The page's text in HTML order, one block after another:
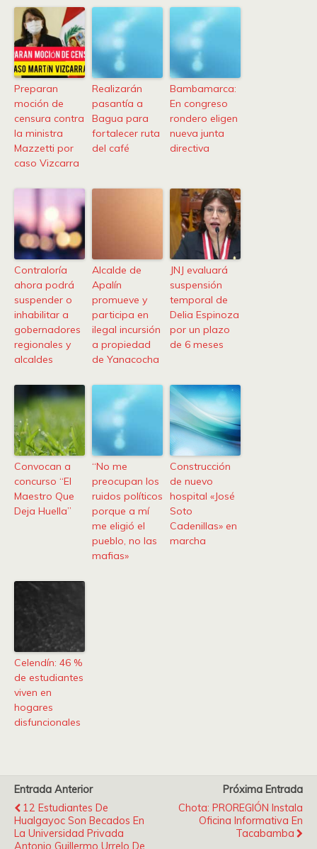
Preparan
moción de
censura contra
la ministra
Mazzetti por
caso Vizcarra
Realizarán
pasantía a
Bagua para
fortalecer ruta
del café
Bambamarca:
En congreso
rondero eligen
nueva junta
directiva
Contraloría
ahora podrá
suspender o
inhabilitar a
gobernadores
regionales y
alcaldes
Alcalde de
Apalín
promueve y
participa en
ilegal incursión
a propiedad
de Yanacocha
JNJ evaluará
suspensión
temporal de
Delia Espinoza
por un plazo
de 6 meses
Convocan a
concurso “El
Maestro Que
Deja Huella”
“No me
preocupan los
ruidos políticos
porque a mí
me eligió el
pueblo, no las
mafias»
Construcción
de nuevo
hospital «José
Soto
Cadenillas» en
marcha
Celendín: 46 %
de estudiantes
viven en
hogares
disfuncionales
Entrada Anterior
12 Estudiantes De
Hualgayoc Son Becados En
La Universidad Privada
Antonio Guillermo Urrelo De
Próxima Entrada
Chota: PROREGIÓN Instala
Oficina Informativa En
Tacabamba